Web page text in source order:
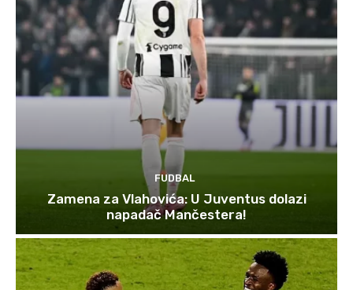
FUDBAL
Zamena za Vlahovića: U Juventus dolazi
napadač Mančestera!